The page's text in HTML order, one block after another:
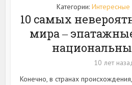
Категории:
10 самых
мира ‒
10 лет
Конечно, в странах